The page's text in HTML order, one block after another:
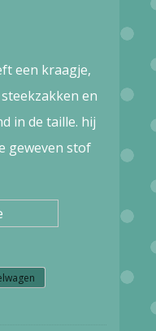
een kraagje,
en
in de taille. hij
geweven stof